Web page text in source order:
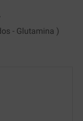
- Glutamina )